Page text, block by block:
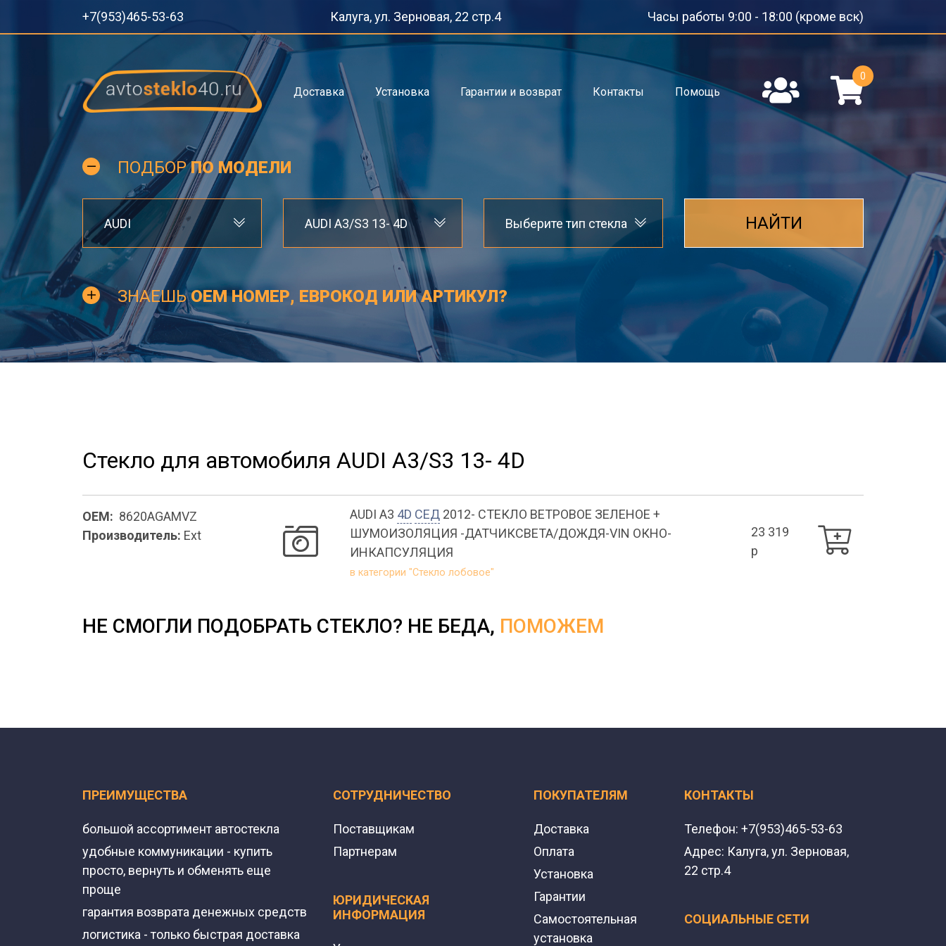
+7(953)465-53-63 Калуга, ул. Зерновая, 22 стр.4 Часы работы 9:00 - 18:00 (кроме вск)
Доставка Установка Гарантии и возврат Контакты Помощь
0
ПОДБОРПО МОДЕЛИ
AUDI AUDI A3/S3 13- 4D Выберите тип стекла НАЙТИ
ЗНАЕШЬOEM НОМЕР, ЕВРОКОД ИЛИ АРТИКУЛ?
Стекло для автомобиля AUDI A3/S3 13- 4D
OEM: 8620AGAMVZ
Производитель: Ext
AUDI A3 4D СЕД 2012- СТЕКЛО ВЕТРОВОЕ ЗЕЛЕНОЕ +
ШУМОИЗОЛЯЦИЯ -ДАТЧИКСВЕТА/ДОЖДЯ-VIN ОКНО-
ИНКАПСУЛЯЦИЯ
в категории "Стекло лобовое"
23 319
p
НЕ СМОГЛИ ПОДОБРАТЬ СТЕКЛО? НЕ БЕДА, ПОМОЖЕМ
ПРЕИМУЩЕСТВА
большой ассортимент автостекла
удобные коммуникации - купить
просто, вернуть и обменять еще
проще
гарантия возврата денежных средств
логистика - только быстрая доставка
СОТРУДНИЧЕСТВО
Поставщикам
Партнерам
ЮРИДИЧЕСКАЯ
ИНФОРМАЦИЯ
ПОКУПАТЕЛЯМ
Доставка
Оплата
Установка
Гарантии
Самостоятельная
установка
КОНТАКТЫ
Телефон: +7(953)465-53-63
Адрес: Калуга, ул. Зерновая,
22 стр.4
СОЦИАЛЬНЫЕ СЕТИ